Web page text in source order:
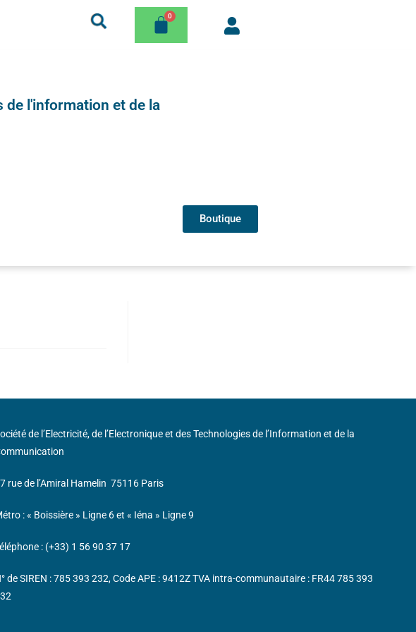
de l'information et de la
Boutique
de l’Electricité, de l’Electronique et des Technologies de l’Information et de la
rue de l’Amiral Hamelin 75116 Paris
: « Boissière » Ligne 6 et « Iéna » Ligne 9
: (+33) 1 56 90 37 17
de SIREN : 785 393 232, Code APE : 9412Z TVA intra-communautaire : FR44 785 393